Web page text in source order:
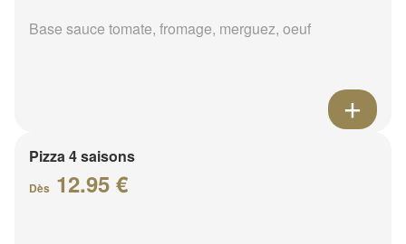
Base sauce tomate, fromage, merguez, oeuf
Pizza 4 saisons
Dès 12.95 €